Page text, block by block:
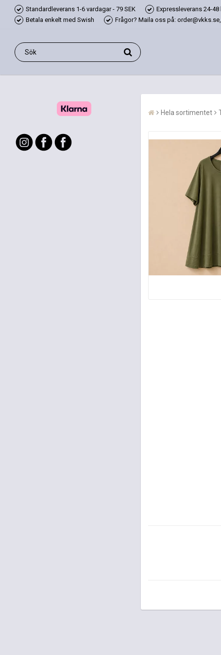
Standardleverans 1-6 vardagar - 79 SEK Expressleverans 24-48
Betala enkelt med Swish
Frågor? Maila oss på:
Hela sortimentet